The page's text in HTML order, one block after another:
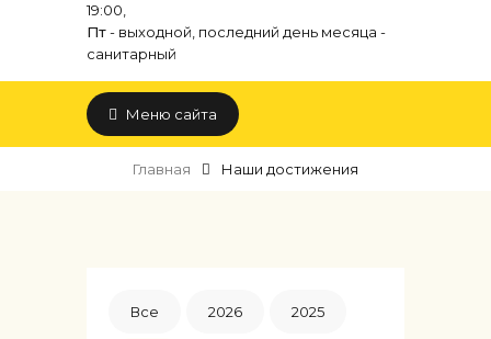
19:00,
Пт- выходной, последний день месяца -
санитарный
Меню сайта
Главная Наши достижения
Все 2026 2025